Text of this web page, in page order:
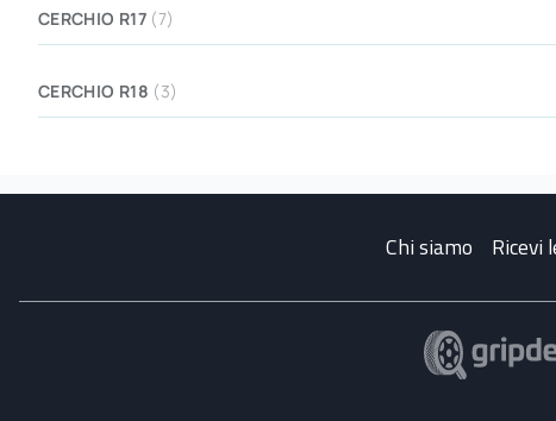
CERCHIO R17 (7)
CERCHIO R18 (3)
Chi siamo Ricevi